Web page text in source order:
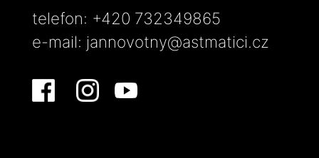
telefon: +420 732349865
e-mail: jannovotny@astmatici.cz